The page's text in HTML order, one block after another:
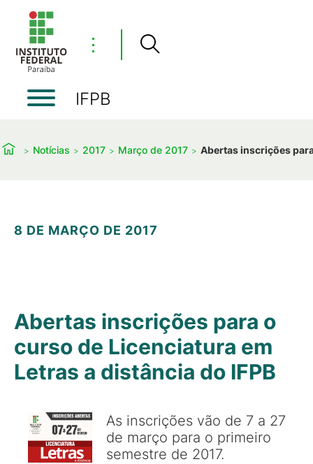
⋮
IFPB
Notícias 2017 Março de 2017 Abertas inscrições
8 DE MARÇO DE 2017
Abertas inscrições para o
curso de Licenciatura em
Letras a distância do IFPB
As inscrições vão de 7 a 27
de março para o primeiro
semestre de 2017.